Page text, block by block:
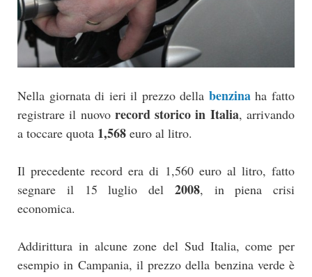
Nella giornata di ieri il prezzo della benzinaha fatto
registrare il nuovo record storico in Italia, arrivando
a toccare quota 1,568 euro al litro.
Il precedente record era di 1,560 euro al litro, fatto
segnare il 15 luglio del 2008, in piena crisi
economica.
Addirittura in alcune zone del Sud Italia, come per
esempio in Campania, il prezzo della benzina verde è